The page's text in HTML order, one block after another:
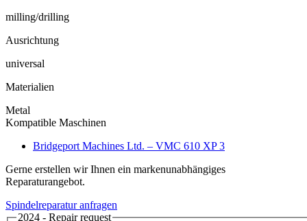
milling/drilling
Ausrichtung
universal
Materialien
Metal
Kompatible Maschinen
Bridgeport Machines Ltd. – VMC 610 XP 3
Gerne erstellen wir Ihnen ein markenunabhängiges
Reparaturangebot.
Spindelreparatur anfragen
2024 - Repair request